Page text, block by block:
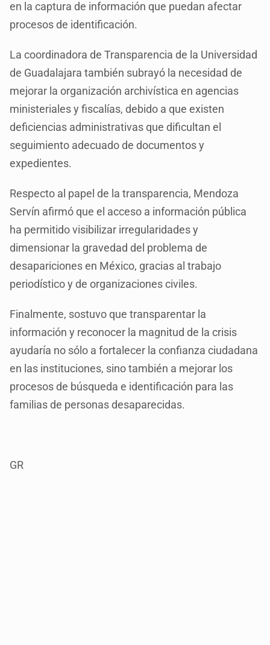
en la captura de información que puedan afectar
procesos de identificación.
La coordinadora de Transparencia de la Universidad
de Guadalajara también subrayó la necesidad de
mejorar la organización archivística en agencias
ministeriales y fiscalías, debido a que existen
deficiencias administrativas que dificultan el
seguimiento adecuado de documentos y
expedientes.
Respecto al papel de la transparencia, Mendoza
Servín afirmó que el acceso a información pública
ha permitido visibilizar irregularidades y
dimensionar la gravedad del problema de
desapariciones en México, gracias al trabajo
periodístico y de organizaciones civiles.
Finalmente, sostuvo que transparentar la
información y reconocer la magnitud de la crisis
ayudaría no sólo a fortalecer la confianza ciudadana
en las instituciones, sino también a mejorar los
procesos de búsqueda e identificación para las
familias de personas desaparecidas.
GR